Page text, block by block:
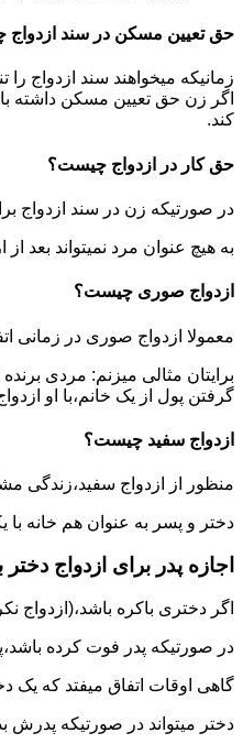
حق تعیین مسکن در سند
زمانیکه میخواهند سند ازدواج
اگر زن حق تعیین مسکن داشته
کند.
حق کار در ازدواج چیست؟
در صورتیکه زن در سند ازدواج
به هیچ عنوان مرد نمیتواند بعد
ازدواج صوری چیست؟
معمولا ازدواج صوری در زمانی
برایتان مثالی میزنم: مردی
گرفتن پول از یک خانم،با او
ازدواج سفید چیست؟
منظور از ازدواج سفید،زندگی
دختر و پسر به عنوان هم خانه
اجازه پدر برای ازدواج
اگر دختری باکره باشد،(ازدواج
در صورتیکه پدر فوت کرده
گاهی اوقات اتفاق میفتد که یک
دختر میتواند در صورتیکه پدرش